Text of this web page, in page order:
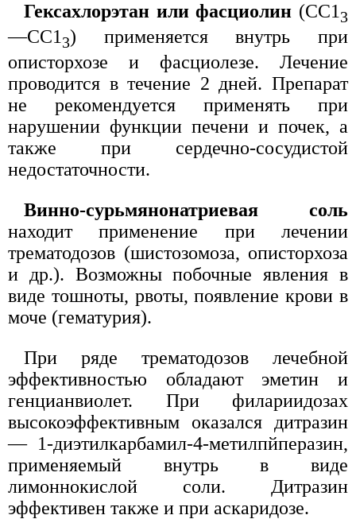
Гексахлорэтан или фасциолин (СС1 3
—СС1 3) применяется внутрь при
описторхозе и фасциолезе. Лечение
проводится в течение 2 дней. Препарат
не рекомендуется применять при
нарушении функции печени и почек, а
также при сердечно-сосудистой
недостаточности.
Винно-сурьмянонатриевая соль
находит применение при лечении
трематодозов (шистозомоза, описторхоза
и др.). Возможны побочные явления в
виде тошноты, рвоты, появление крови в
моче (гематурия).
При ряде трематодозов лечебной
эффективностью обладают эметин и
генцианвиолет. При филариидозах
высокоэффективным оказался дитразин
— 1-диэтилкарбамил-4-метилпйперазин,
применяемый внутрь в виде
лимоннокислой соли. Дитразин
эффективен также и при аскаридозе.